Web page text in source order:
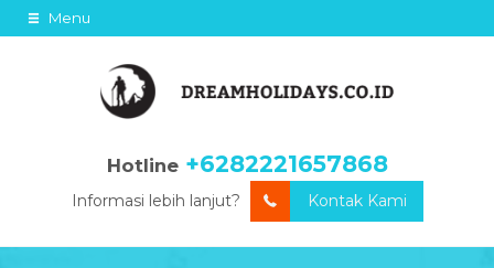
Menu
Hotline +6282221657868
Informasi lebih lanjut? Kontak Kami